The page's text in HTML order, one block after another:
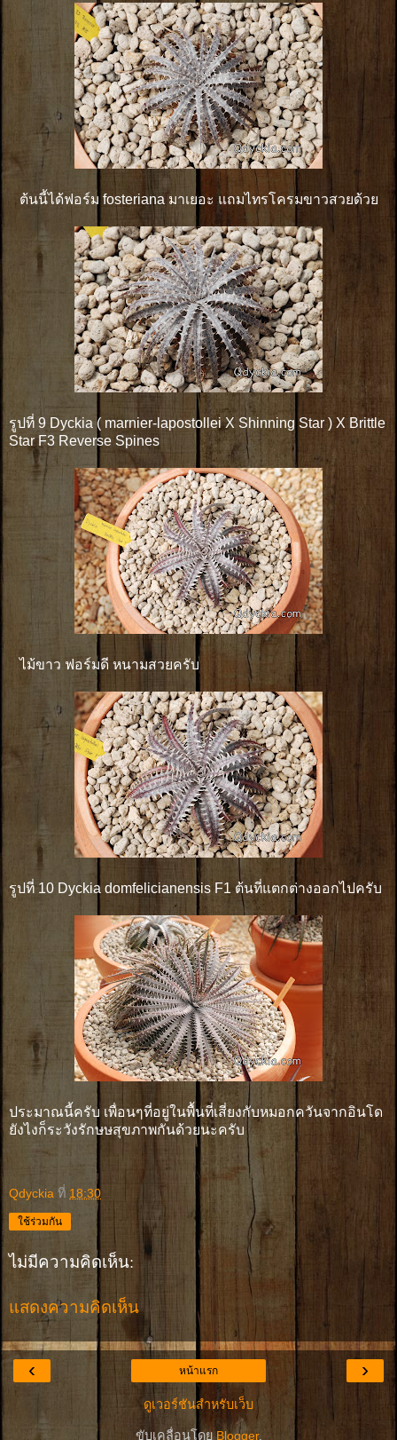
ต้นนี้ได้ฟอร์ม fosteriana มาเยอะ แถมไทรโครมขาวสวยด้วย
รูปที่ 9 Dyckia ( marnier-lapostollei X Shinning Star ) X Brittle
Star F3 Reverse Spines
ไม้ขาว ฟอร์มดี หนามสวยครับ
รูปที่ 10 Dyckia domfelicianensis F1 ต้นที่แตกต่างออกไปครับ
ประมาณนี้ครับ เพื่อนๆที่อยู่ในพื้นที่เสี่ยงกับหมอกควันจากอินโด
ยังไงก็ระวังรักษษสุขภาพกันด้วยนะครับ
Qdyckia ที่ 18:30
ใช้ร่วมกัน
ไม่มีความคิดเห็น:
แสดงความคิดเห็น
‹ ›
หน้าแรก
ดูเวอร์ชันสำหรับเว็บ
ขับเคลื่อนโดยBlogger.